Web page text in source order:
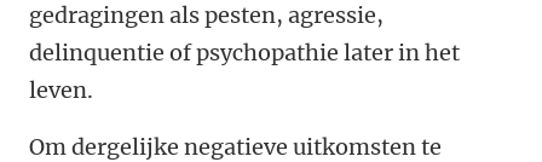
gedragingen als pesten, agressie,
delinquentie of psychopathie later in het
leven.
Om dergelijke negatieve uitkomsten te